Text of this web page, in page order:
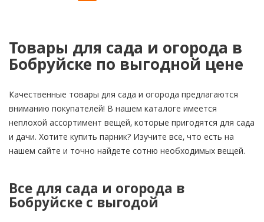
Товары для сада и огорода в
Бобруйске по выгодной цене
Качественные товары для сада и огорода предлагаются
вниманию покупателей! В нашем каталоге имеется
неплохой ассортимент вещей, которые пригодятся для сада
и дачи. Хотите купить парник? Изучите все, что есть на
нашем сайте и точно найдете сотню необходимых вещей.
Все для сада и огорода в
Бобруйске с выгодой